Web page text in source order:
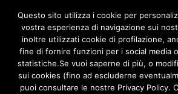
PISELLI
Questo sito utilizza i cookie per
vostra esperienza di navigazione sui
inoltre utilizzati cookie di profilazione,
fine di fornire funzioni per i social media
statistiche.Se vuoi saperne di più, o
sui cookies (fino ad escluderne
puoi consultare le nostre Privacy Policy.